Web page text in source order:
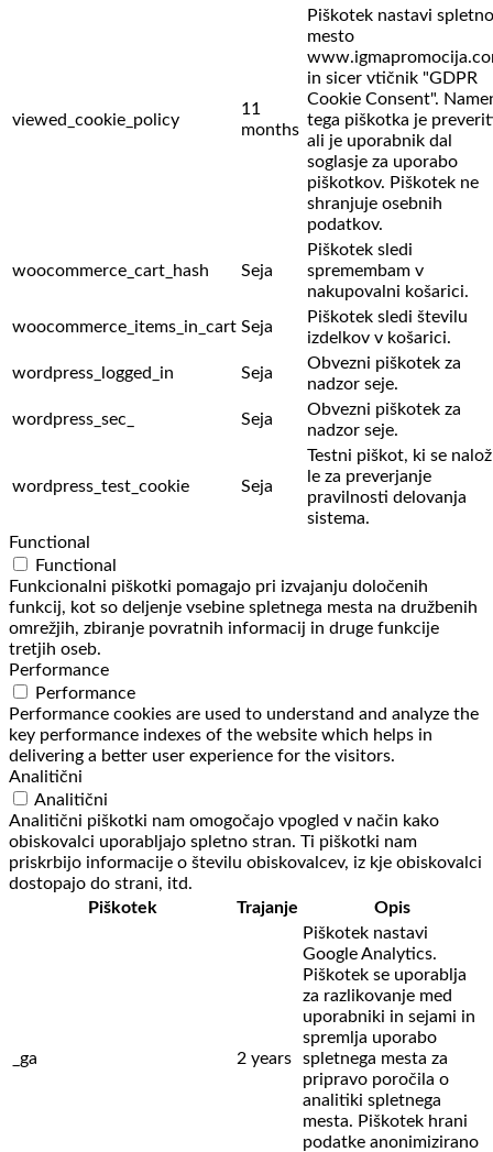
viewed_cookie_policy
11
months
Piškotek nastavi spletno
mesto
in sicer vtičnik "GDPR
Cookie Consent".
tega piškotka je
ali je uporabnik dal
soglasje za uporabo
piškotkov. Piškotek ne
shranjuje osebnih
podatkov.
woocommerce_cart_hash Seja
Piškotek sledi
spremembam v
nakupovalni košarici.
woocommerce_items_in_cart Seja
Piškotek sledi številu
izdelkov v košarici.
wordpress_logged_in
Seja
Obvezni piškotek za
nadzor seje.
wordpress_sec_
Seja
Obvezni piškotek za
nadzor seje.
wordpress_test_cookie Seja
Testni piškot, ki se
le za preverjanje
pravilnosti delovanja
sistema.
Functional
Functional
Funkcionalni piškotki pomagajo pri izvajanju določenih
funkcij, kot so deljenje vsebine spletnega mesta na družbenih
omrežjih, zbiranje povratnih informacij in druge funkcije
tretjih oseb.
Performance
Performance
Performance cookies are used to understand and analyze the
key performance indexes of the website which helps in
delivering a better user experience for the visitors.
Analitični
Analitični
Analitični piškotki nam omogočajo vpogled v način kako
obiskovalci uporabljajo spletno stran. Ti piškotki nam
priskrbijo informacije o številu obiskovalcev, iz kje obiskovalci
dostopajo do strani, itd.
Piškotek
Trajanje Opis
_ga 2 years
Piškotek nastavi
Google Analytics.
Piškotek se uporablja
za razlikovanje med
uporabniki in sejami in
spremlja uporabo
spletnega mesta za
pripravo poročila o
analitiki spletnega
mesta. Piškotek hrani
podatke anonimizirano